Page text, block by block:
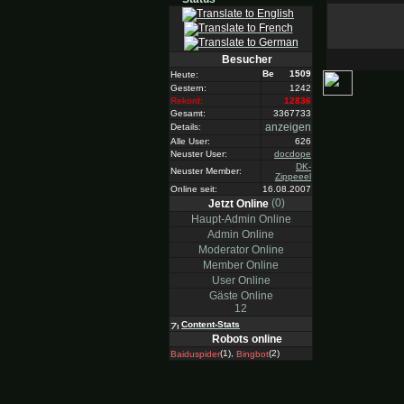
Besucher
Heute:
1509
Gestern:
1242
Rekord:
12836
Gesamt:
3367733
Details:
anzeigen
Alle User:
626
Neuster User:
docdope
Neuster Member:
DK-
Zippeeel
Online seit:
16.08.2007
Jetzt Online (0)
Haupt-Admin Online
Admin Online
Moderator Online
Member Online
User Online
Gäste Online
12
Content-Stats
Robots online
Baiduspider(1), Bingbot(2)